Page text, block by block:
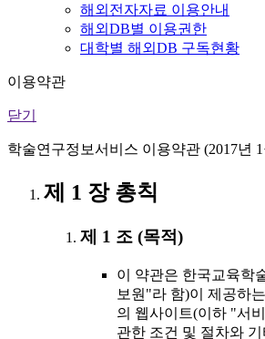
해외전자자료 이용안내
해외DB별 이용권한
대학별 해외DB 구독현황
이용약관
닫기
학술연구정보서비스 이용약관 (2017년
제 1 장 총칙
제 1 조 (목적)
이 약관은 한국교육학
보원"라 함)이 제공하
의 웹사이트(이하 "서
관한 조건 및 절차와